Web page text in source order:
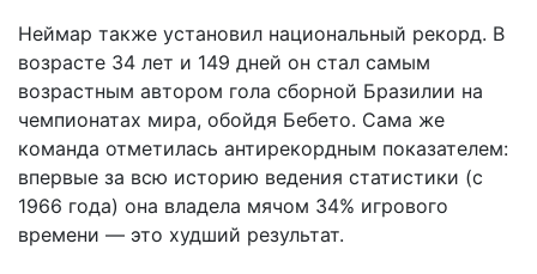
Неймар также установил национальный рекорд. В
возрасте 34 лет и 149 дней он стал самым
возрастным автором гола сборной Бразилии на
чемпионатах мира, обойдя Бебето. Сама же
команда отметилась антирекордным показателем:
впервые за всю историю ведения статистики (с
1966 года) она владела мячом 34% игрового
времени — это худший результат.